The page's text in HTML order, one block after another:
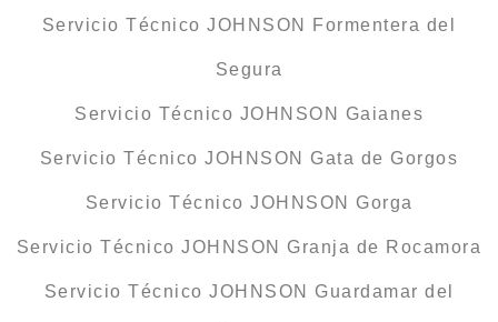
Servicio Técnico JOHNSON Formentera del
Segura
Servicio Técnico JOHNSON Gaianes
Servicio Técnico JOHNSON Gata de Gorgos
Servicio Técnico JOHNSON Gorga
Servicio Técnico JOHNSON Granja de Rocamora
Servicio Técnico JOHNSON Guardamar del